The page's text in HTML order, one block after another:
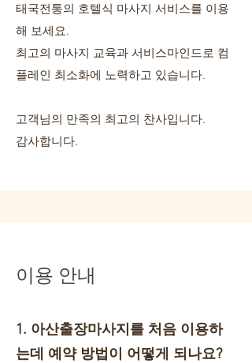
태국전통의 호텔식 마사지 서비스를 이용
해 보세요.
​최고의 마사지 교육과 서비스마인드로 컴
플레인 최소화에 노력하고 있습니다.
고객님의 만족의 최고의 찬사입니다.
감사합니다.
이용 안내
1. 아산출장마사지를 처음 이용하
는데 예약 방법이 어떻게 되나요?